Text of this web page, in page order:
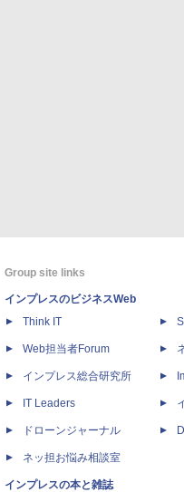
Group site links
インプレスのビジネスWeb
Think IT
Web担当者Forum
インプレス総合研究所
IT Leaders
ドローンジャーナル
ネッ担お悩み相談室
インプレスの本と雑誌